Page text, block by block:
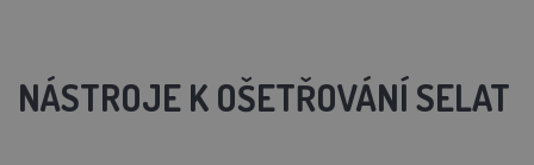
NÁSTROJE K OŠETŘOVÁNÍ SELAT